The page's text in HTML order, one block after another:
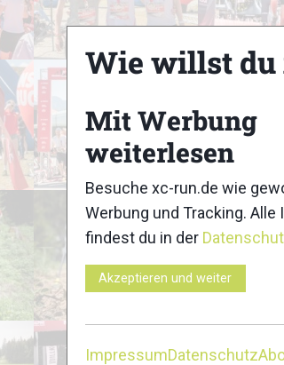
7
Wie willst du
Mit Werbung
weiterlesen
Besuche xc-run.de wie
Werbung und Tracking. Alle
findest du in der
Akzeptieren und weiter
ImpressumDatenschutz